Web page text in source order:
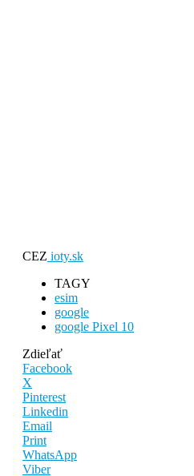
CEZ ioty.sk
TAGY
esim
google
google Pixel 10
Zdieľať
Facebook
X
Pinterest
Linkedin
Email
Print
WhatsApp
Viber